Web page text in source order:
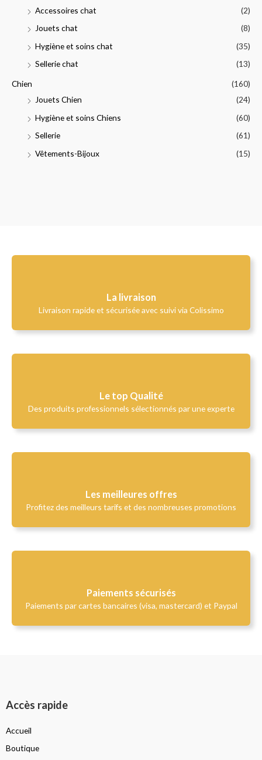
Accessoires chat
(2)
Jouets chat
(8)
Hygiène et soins chat
(35)
Sellerie chat
(13)
Chien
(160)
Jouets Chien
(24)
Hygiène et soins Chiens
(60)
Sellerie
(61)
Vêtements-Bijoux
(15)
La livraison
Livraison rapide et sécurisée avec suivi via Colissimo
Le top Qualité​
Des produits professionnels sélectionnés par une experte
Les meilleures offres
Profitez des meilleurs tarifs et des nombreuses promotions
Paiements sécurisés
Paiements par cartes bancaires (visa, mastercard) et Paypal
Accès rapide
Accueil
Boutique